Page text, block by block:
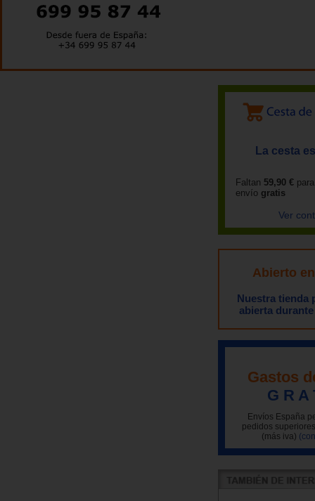
La cesta
Faltan 59,90 €
envío gratis
Ver
Abierto
Nuestra tienda
abierta
Gastos
G R A
Envíos España
pedidos
(más iva)